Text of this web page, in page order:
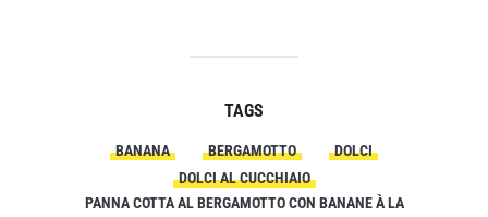
TAGS
BANANA BERGAMOTTO
DOLCI
DOLCI AL CUCCHIAIO
PANNA COTTA AL BERGAMOTTO CON BANANE À LA